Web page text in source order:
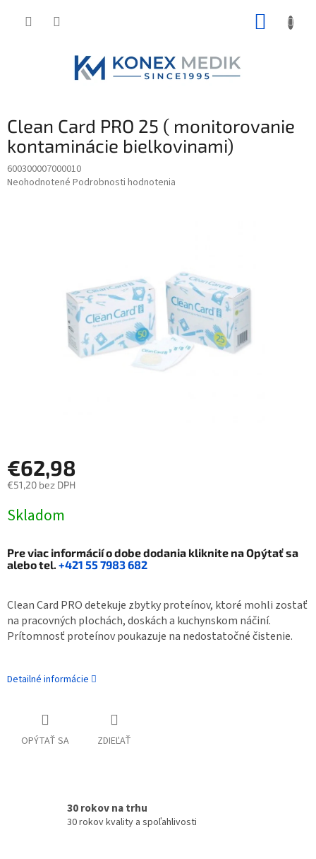
Clean Card PRO 25 ( monitorovanie
kontaminácie bielkovinami)
600300007000010
Priemerné
Neohodnotené Podrobnosti hodnotenia
€62,98
€51,20 bez DPH
cena:
Skladom
Pre viac informácií o dobe dodania kliknite naOpýtať sa
alebo tel. +421 55 7983 682
Clean Card PRO detekuje zbytky proteínov, ktoré mohli zostať
na pracovných plochách, doskách a kuchynskom náčiní.
Prítomnosť proteínov poukazuje na nedostatočné čistenie.
Detailné informácie
OPÝTAŤ SA ZDIEĽAŤ
30 rokov na trhu
30 rokov kvality a spoľahlivosti